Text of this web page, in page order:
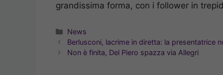
grandissima forma, con i follower in
Categorie
News
Berlusconi, lacrime in diretta: la presentatrice
Non è finita, Del Piero spazza via Allegri